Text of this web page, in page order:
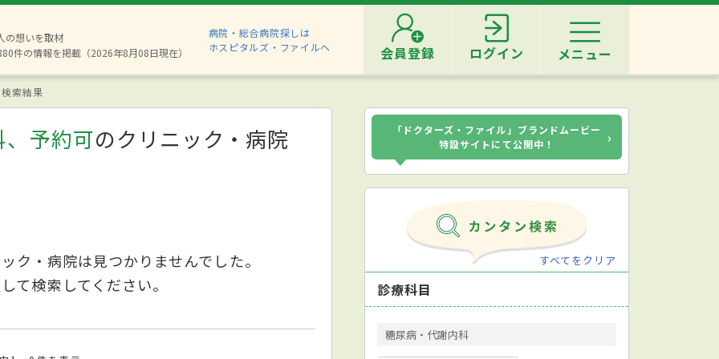
の想いを取材
件の情報を掲載（2026年8月08日現在）
病院・総合病院探しは
ホスピタルズ・ファイルへ
会員登録 ログイン メニュー
索結果
予約可のクリニック・病院
ク・病院は見つかりませんでした。
て検索してください。
「ドクターズ・ファイル」ブランドムービー
特設サイトにて公開中！
›
すべてをクリア
診療科目
糖尿病・代謝内科